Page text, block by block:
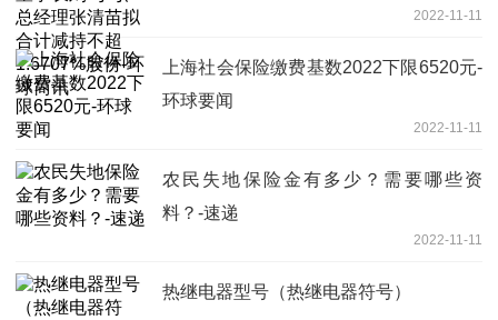
2022-11-11
上海社会保险缴费基数2022下限6520元-
环球要闻
2022-11-11
农民失地保险金有多少？需要哪些资
料？-速递
2022-11-11
热继电器型号（热继电器符号）